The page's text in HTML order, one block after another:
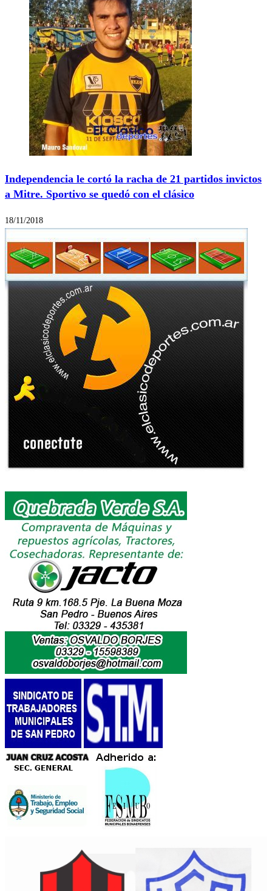
Independencia le cortó la racha de 21 partidos invictos
a Mitre. Sportivo se quedó con el clásico
18/11/2018